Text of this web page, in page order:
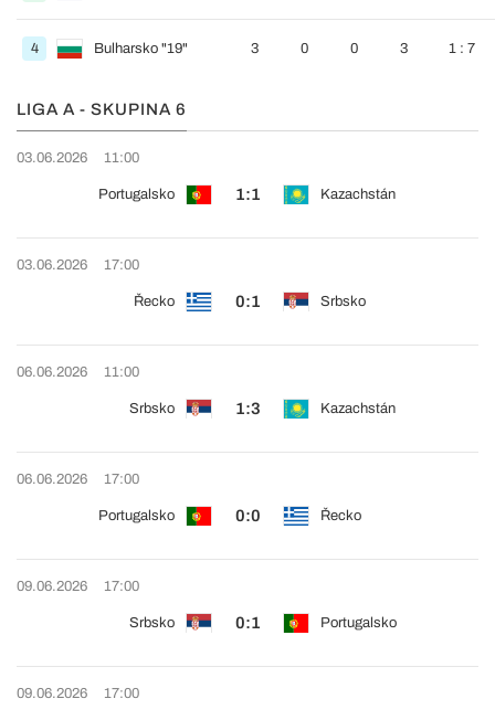
4 Bulharsko "19" 3 0 0 3 1 : 7
LIGA A - SKUPINA 6
03.06.2026 11:00
Portugalsko 1:1 Kazachstán
03.06.2026 17:00
Řecko 0:1 Srbsko
06.06.2026 11:00
Srbsko 1:3 Kazachstán
06.06.2026 17:00
Portugalsko 0:0 Řecko
09.06.2026 17:00
Srbsko 0:1 Portugalsko
09.06.2026 17:00